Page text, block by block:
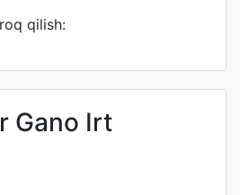
qilish:
Gano Irt